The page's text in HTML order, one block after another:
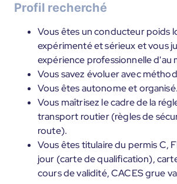
Profil recherché
Vous êtes un conducteur poids
expérimenté et sérieux et vous
expérience professionnelle d'au
Vous savez évoluer avec
Vous êtes autonome et organisé.
Vous maîtrisez le cadre de la
transport routier (règles de
route).
Vous êtes titulaire du permis C,
jour (carte de qualification),
cours de validité, CACES grue